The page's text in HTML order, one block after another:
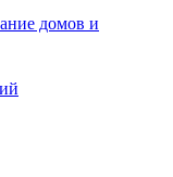
домов и